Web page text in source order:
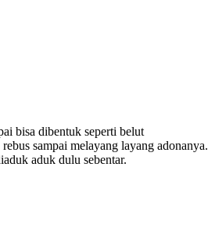
bisa dibentuk seperti belut
sampai melayang layang adonanya.
aduk dulu sebentar.